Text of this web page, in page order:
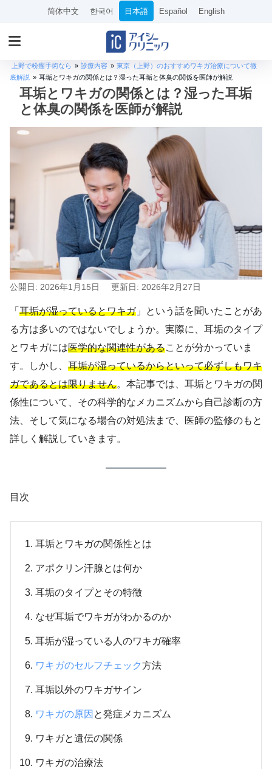
简体中文 한국어 日本語 Español English
上野で粉瘤手術なら » 診療内容 » 東京（上野）のおすすめワキガ治療について徹
底解説 » 耳垢とワキガの関係とは？湿った耳垢と体臭の関係を医師が解説
耳垢とワキガの関係とは？湿った耳垢
と体臭の関係を医師が解説
公開日: 2026年1月15日 更新日: 2026年2月27日
「 耳垢が湿っているとワキガ」という話を聞いたことがあ
る方は多いのではないでしょうか。実際に、耳垢のタイプ
とワキガには医学的な関連性があることが分かっていま
す。しかし、 耳垢が湿っているからといって必ずしもワキ
ガであるとは限りません。本記事では、耳垢とワキガの関
係性について、その科学的なメカニズムから自己診断の方
法、そして気になる場合の対処法まで、医師の監修のもと
詳しく解説していきます。
目次
耳垢とワキガの関係性とは
アポクリン汗腺とは何か
耳垢のタイプとその特徴
なぜ耳垢でワキガがわかるのか
耳垢が湿っている人のワキガ確率
ワキガのセルフチェック方法
耳垢以外のワキガサイン
ワキガの原因 と発症メカニズム
ワキガと遺伝の関係
ワキガの治療法